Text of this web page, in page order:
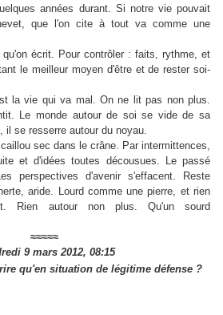
années durant. Si notre vie pouvait
que l'on cite à tout va comme une
écrit. Pour contrôler : faits, rythme, et
le meilleur moyen d'être et de rester soi-
la vie qui va mal. On ne lit pas non plus.
Le monde autour de soi se vide de sa
se resserre autour du noyau.
sec dans le crâne. Par intermittences,
et d'idées toutes décousues. Le passé
perspectives d'avenir s'effacent. Reste
aride. Lourd comme une pierre, et rien
Rien autour non plus. Qu'un sourd
≈≈≈≈≈
9 mars 2012, 08:15
qu'en situation de légitime défense ?